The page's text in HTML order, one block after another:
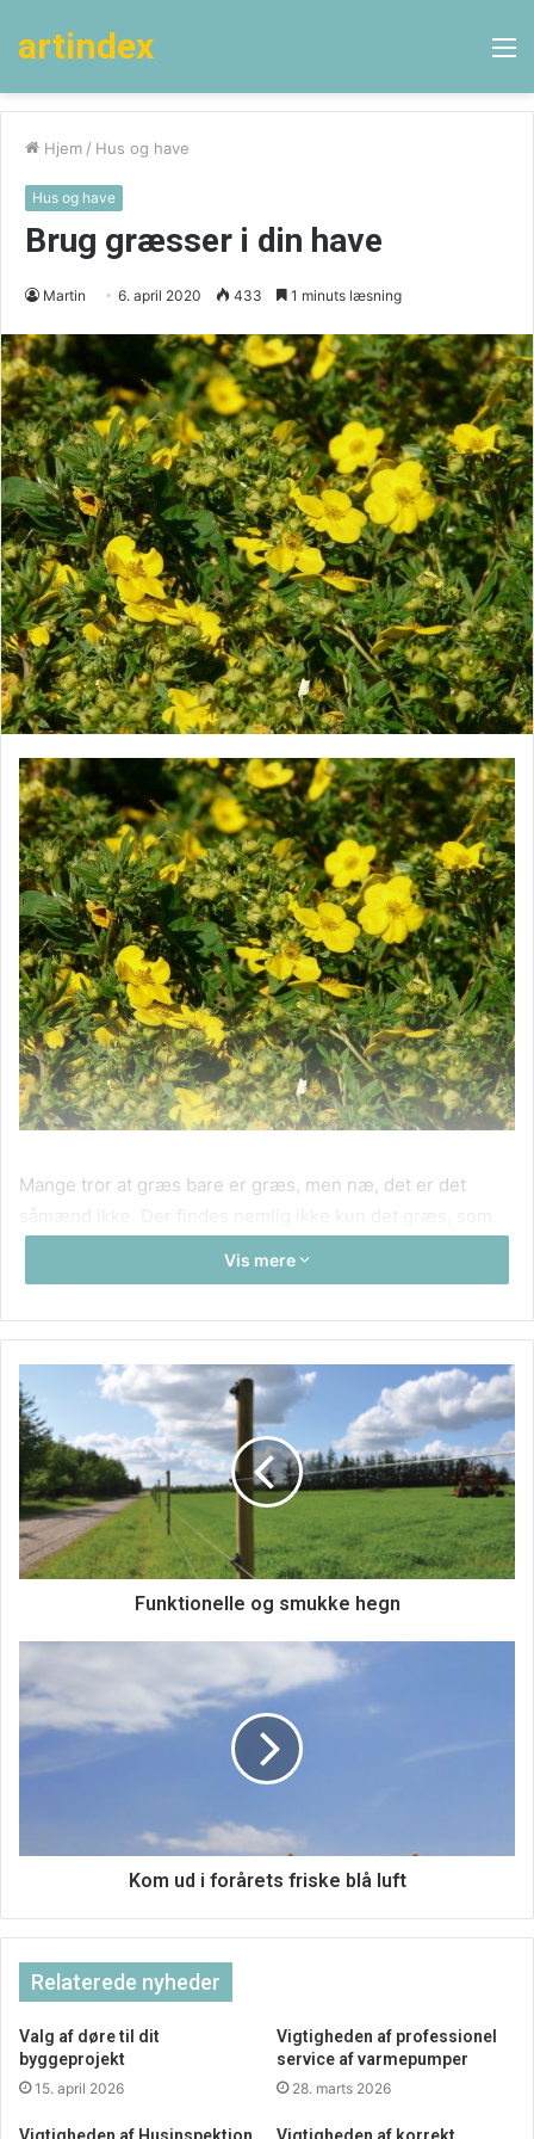
artindex
Hjem / Hus og have
Hus og have
Brug græsser i din have
Martin 6. april 2020 433 1 minuts læsning
Mange tror at græs bare er græs, men næ, det er det
tingene og finde ud af hvilke sorter, der egner sig til hvad.
Det er f.eks. ikke den samme sort, som skal bruges til
bunddække somgræsser til krukker
, men derimod nogle
andre typer. Hvilken sort man bør gå efter, kommer i høj
grad an på formålet med græsset. For der findes græs, der
best kan blive brugt som et bunddække, det ville være
græs, som ikke vokser så højt og kan fungerer som
græsplæne i haven. Så findes der græs som egner sig
større område eller til en krukke.
Vis mere
Funktionelle og smukke hegn
Kom ud i forårets friske blå luft
Relaterede nyheder
Valg af døre til dit
byggeprojekt
15. april 2026
Vigtigheden af professionel
service af varmepumper
28. marts 2026
Vigtigheden af Husinspektion Vigtigheden af korrekt